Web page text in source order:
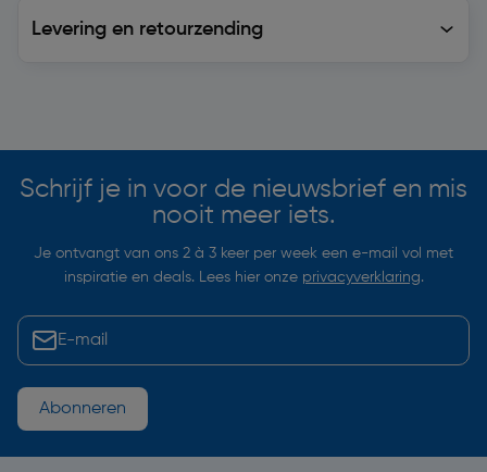
Levering en retourzending
Schrijf je in voor de nieuwsbrief en mis
nooit meer iets.
Je ontvangt van ons 2 à 3 keer per week een e-mail vol met
inspiratie en deals. Lees hier onze privacyverklaring.
Abonneren